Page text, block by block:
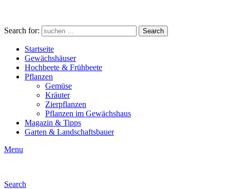
Search for: Search
Startseite
Gewächshäuser
Hochbeete & Frühbeete
Pflanzen
Gemüse
Kräuter
Zierpflanzen
Pflanzen im Gewächshaus
Magazin & Tipps
Garten & Landschaftsbauer
Menu
Search